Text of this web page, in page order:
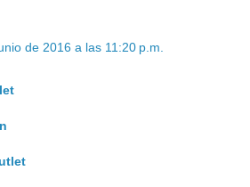
de 2016 a las 11:20 p.m.